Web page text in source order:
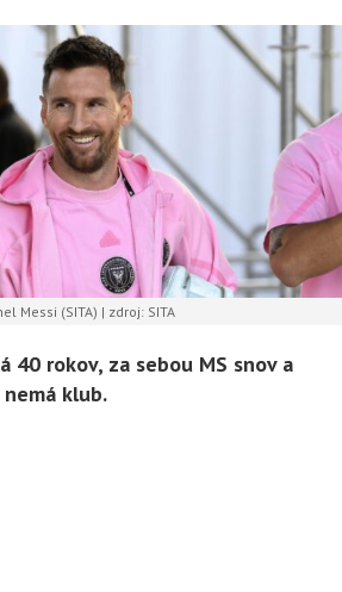
Messi (SITA) | zdroj: SITA
40 rokov, za sebou MS snov a
klub.